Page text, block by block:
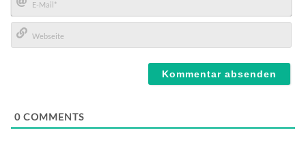
E-
Mail*
0 COMMENTS